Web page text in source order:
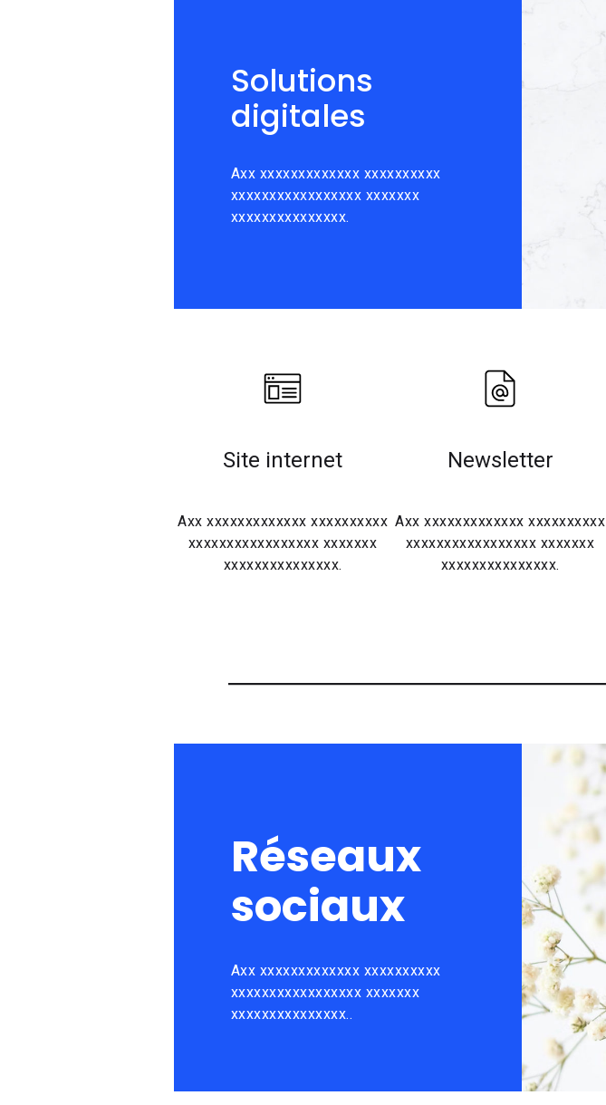
Solutions
digitales
Axx xxxxxxxxxxxxx xxxxxxxxxx
xxxxxxxxxxxxxxxxx xxxxxxx
xxxxxxxxxxxxxxx.
Site internet
Axx xxxxxxxxxxxxx xxxxxxxxxx
xxxxxxxxxxxxxxxxx xxxxxxx
xxxxxxxxxxxxxxx.
Newsletter
Axx xxxxxxxxxxxxx xxxxxxxxxx
xxxxxxxxxxxxxxxxx xxxxxxx
xxxxxxxxxxxxxxx.
Réseaux
sociaux
Axx xxxxxxxxxxxxx xxxxxxxxxx
xxxxxxxxxxxxxxxxx xxxxxxx
xxxxxxxxxxxxxxx..